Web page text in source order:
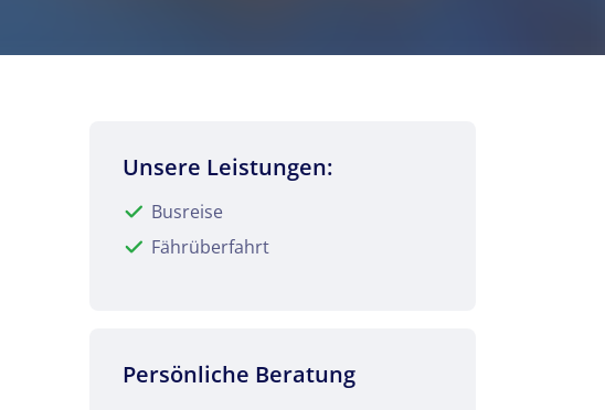
Unsere Leistungen:
Busreise
Fährüberfahrt
Persönliche Beratung